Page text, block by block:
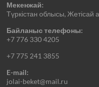
Мекенжай:
Түркістан облысы,
Байланыс телефоны:
+7 776 330 4205
+7 775 241 3855
E-mail:
jolai-beket@mail.ru